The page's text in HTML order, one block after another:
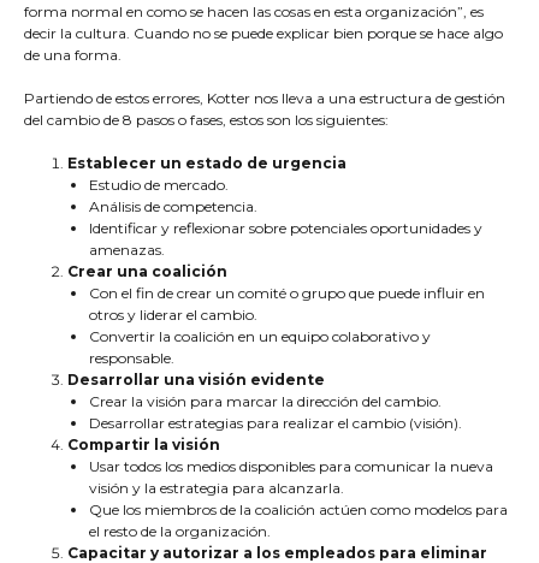
forma normal en como se hacen las cosas en esta organización”, es
decir la cultura. Cuando no se puede explicar bien porque se hace algo
de una forma.
Partiendo de estos errores, Kotter nos lleva a una estructura de gestión
del cambio de 8 pasos o fases, estos son los siguientes:
Establecer un estado de urgencia
Estudio de mercado.
Análisis de competencia.
Identificar y reflexionar sobre potenciales oportunidades y
amenazas.
Crear una coalición
Con el fin de crear un comité o grupo que puede influir en
otros y liderar el cambio.
Convertir la coalición en un equipo colaborativo y
responsable.
Desarrollar una visión evidente
Crear la visión para marcar la dirección del cambio.
Desarrollar estrategias para realizar el cambio (visión).
Compartir la visión
Usar todos los medios disponibles para comunicar la nueva
visión y la estrategia para alcanzarla.
Que los miembros de la coalición actúen como modelos para
el resto de la organización.
Capacitar y autorizar a los empleados para eliminar